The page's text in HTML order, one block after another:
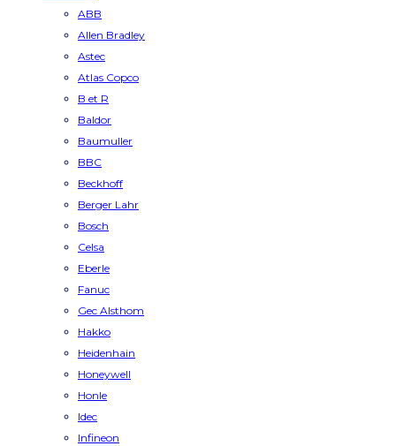
ABB
Allen Bradley
Astec
Atlas Copco
B et R
Baldor
Baumuller
BBC
Beckhoff
Berger Lahr
Bosch
Celsa
Eberle
Fanuc
Gec Alsthom
Hakko
Heidenhain
Honeywell
Honle
Idec
Infineon